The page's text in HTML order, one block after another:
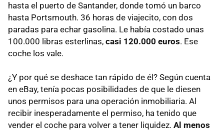
hasta el puerto de Santander, donde tomó un barco
hasta Portsmouth. 36 horas de viajecito, con dos
paradas para echar gasolina. Le había costado unas
100.000 libras esterlinas, casi 120.000 euros. Ese
coche los vale.
¿Y por qué se deshace tan rápido de él? Según cuenta
en eBay, tenía pocas posibilidades de que le diesen
unos permisos para una operación inmobiliaria. Al
recibir inesperadamente el permiso, ha tenido que
vender el coche para volver a tener liquidez. Al menos